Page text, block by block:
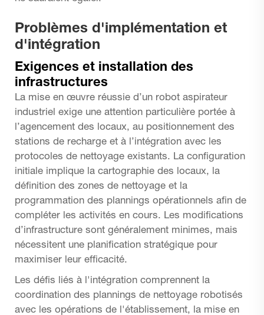
Problèmes d'implémentation et
d'intégration
Exigences et installation des
infrastructures
La mise en œuvre réussie d’un robot aspirateur
industriel exige une attention particulière portée à
l’agencement des locaux, au positionnement des
stations de recharge et à l’intégration avec les
protocoles de nettoyage existants. La configuration
initiale implique la cartographie des locaux, la
définition des zones de nettoyage et la
programmation des plannings opérationnels afin de
compléter les activités en cours. Les modifications
d’infrastructure sont généralement minimes, mais
nécessitent une planification stratégique pour
maximiser leur efficacité.
Les défis liés à l'intégration comprennent la
coordination des plannings de nettoyage robotisés
avec les opérations de l'établissement, la mise en